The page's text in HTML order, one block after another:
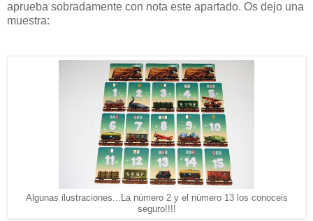
aprueba sobradamente con nota este apartado. Os dejo una
muestra:
Algunas ilustraciones...La número 2 y el número 13 los conoceis
seguro!!!!